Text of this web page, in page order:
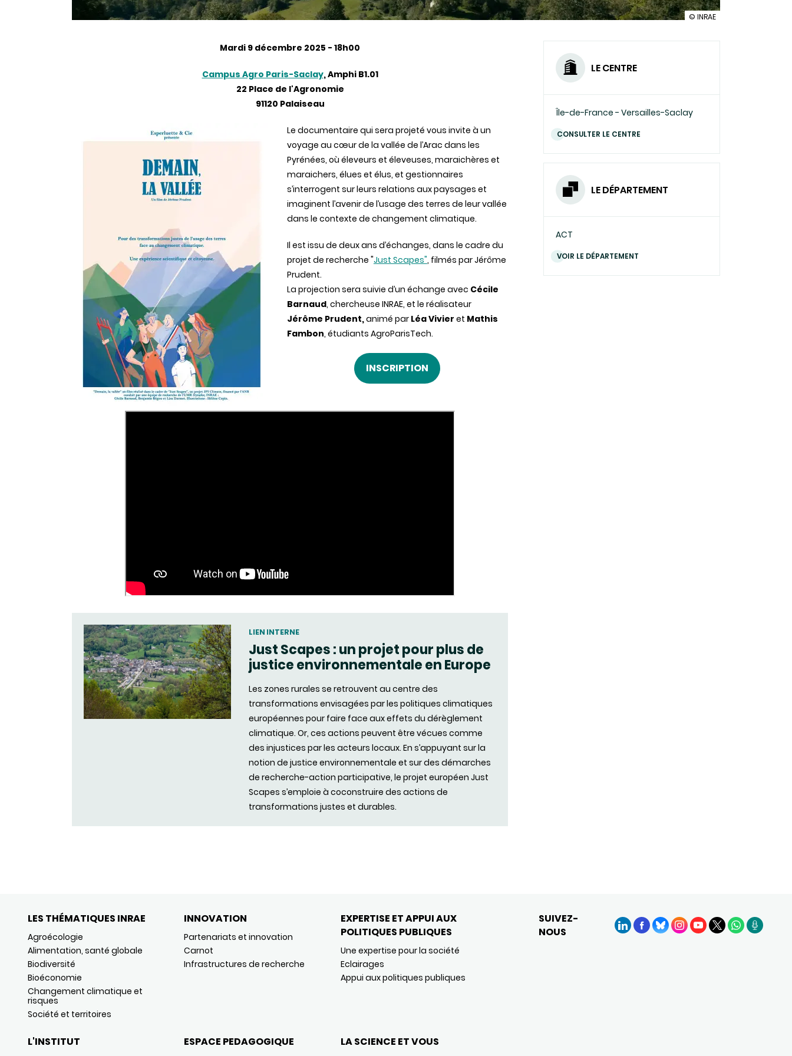
illustration
vallée"
© INRAE
Mardi 9 décembre 2025 - 18h00
Campus Agro Paris-Saclay, Amphi B1.01
22 Place de l'Agronomie
91120 Palaiseau
Le documentaire qui sera projeté vous invite à un
voyage au cœur de la vallée de l’Arac dans les
Pyrénées, où éleveurs et éleveuses, maraichères et
maraichers, élues et élus, et gestionnaires
s’interrogent sur leurs relations aux paysages et
imaginent l’avenir de l’usage des terres de leur vallée
dans le contexte de changement climatique.
Il est issu de deux ans d’échanges, dans le cadre du
projet de recherche "Just Scapes", filmés par Jérôme
Prudent.
La projection sera suivie d’un échange avec Cécile
Barnaud, chercheuse INRAE, et le réalisateur
Jérôme Prudent,animé par Léa Vivier et Mathis
Fambon, étudiants AgroParisTech.
INSCRIPTION
LIEN INTERNE
Just Scapes : un projet pour plus de
justice environnementale en Europe
Les zones rurales se retrouvent au centre des
transformations envisagées par les politiques climatiques
européennes pour faire face aux effets du dérèglement
climatique. Or, ces actions peuvent être vécues comme
des injustices par les acteurs locaux. En s’appuyant sur la
notion de justice environnementale et sur des démarches
de recherche-action participative, le projet européen Just
Scapes s’emploie à coconstruire des actions de
transformations justes et durables.
LE CENTRE
Île-de-France - Versailles-Saclay
CONSULTER LE CENTRE
LE DÉPARTEMENT
ACT
VOIR LE DÉPARTEMENT
LES THÉMATIQUES INRAE
Agroécologie
Alimentation, santé globale
Biodiversité
Bioéconomie
Changement climatique et
risques
Société et territoires
INNOVATION
Partenariats et innovation
Carnot
Infrastructures de recherche
EXPERTISE ET APPUI AUX
POLITIQUES PUBLIQUES
Une expertise pour la société
Eclairages
Appui aux politiques publiques
L'INSTITUT ESPACE PEDAGOGIQUE LA SCIENCE ET VOUS
SUIVEZ-
NOUS
LinkedInFacebook
BlueSkyInstagram
YouTube
X WhatsApp
Podcasts